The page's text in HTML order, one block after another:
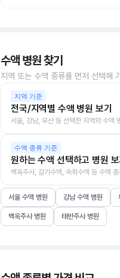
수액 병원 찾기
지역 또는 수액 종류를 먼저 선택해
지역 기준
전국/지역별 수액 병원 보기
서울, 강남, 부산 등 선택한 지역의 수액
수액 종류 기준
원하는 수액 선택하고 병원 보
백옥주사, 감기수액, 숙취수액 등 수액
서울 수액 병원 강남 수액 병원
백옥주사 병원 태반주사 병원